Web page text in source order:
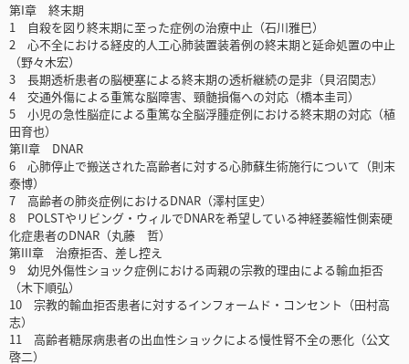
第I章 終末期
1 自殺を図り終末期に至った症例の治療中止（石川雅巳）
2 心不全における経皮的人工心肺装置装着例の終末期と延命処置の中止
（野々木宏）
3 長期透析患者の脳梗塞による終末期の透析継続の是非（貝沼関志）
4 交通外傷による重篤な脳障害、頸髄損傷への対応（橋本圭司）
5 小児の急性脳症による重篤な全脳浮腫症例における終末期の対応（植
田育也）
第II章 DNAR
6 心肺停止で搬送された高齢者に対する心肺蘇生術施行について（則末
泰博）
7 高齢者の肺炎症例におけるDNAR（澤村匡史）
8 POLSTやリビング・ウィルでDNARを希望している神経萎縮性側索硬
化症患者のDNAR（丸藤 哲）
第III章 治療拒否、差し控え
9 幼児外傷性ショック症例における両親の宗教的理由による輸血拒否
（木下順弘）
10 宗教的輸血拒否患者に対するインフォームド・コンセント（田村高
志）
11 高齢者糖尿病患者の出血性ショックによる慢性腎不全の悪化（公文
啓二）